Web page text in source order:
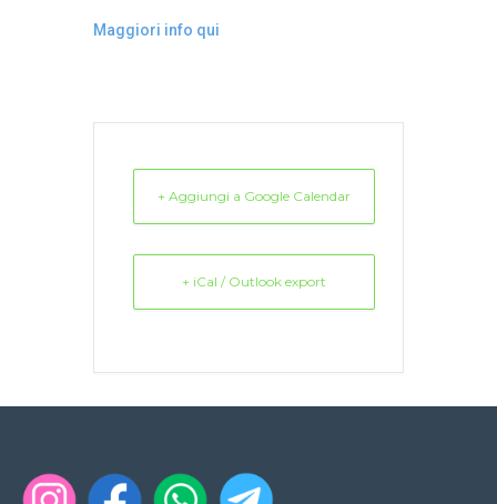
Maggiori info qui
+ Aggiungi a Google Calendar
+ iCal / Outlook export